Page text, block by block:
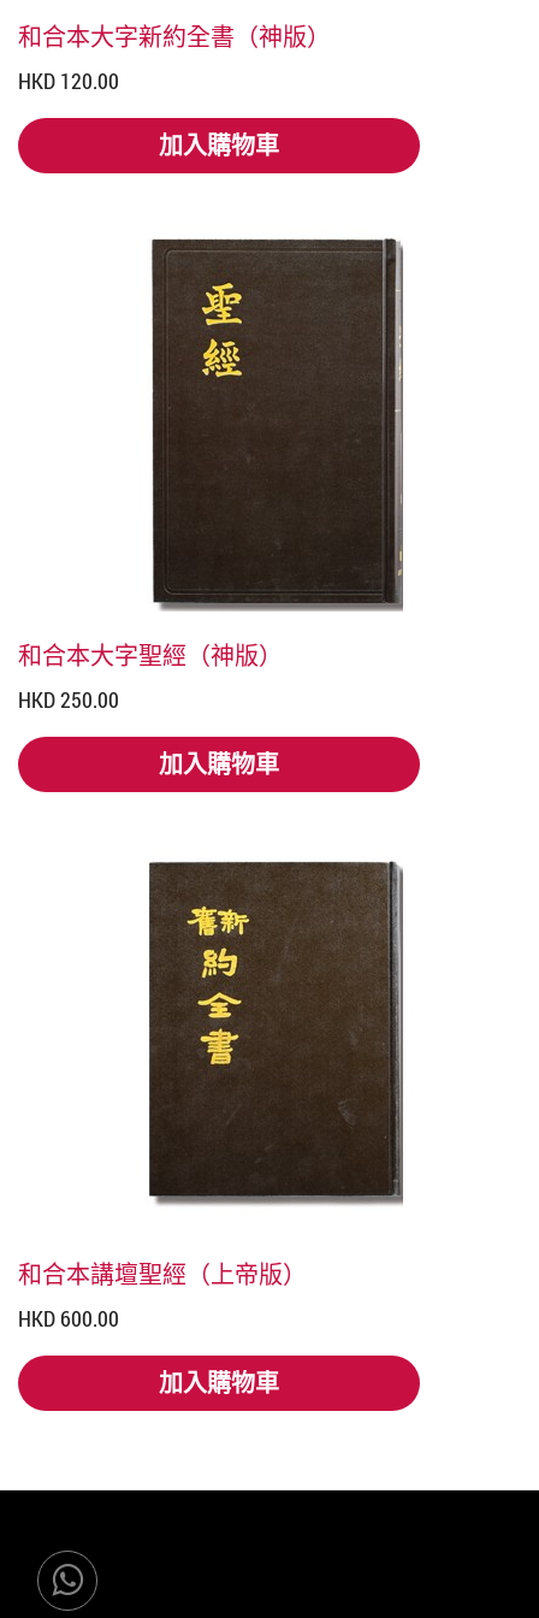
和合本大字新約全書（神版）
HKD 120.00
加入購物車
加入購物車
和合本大字聖經（神版）
HKD 250.00
加入購物車
加入購物車
和合本講壇聖經（上帝版）
HKD 600.00
加入購物車
加入購物車